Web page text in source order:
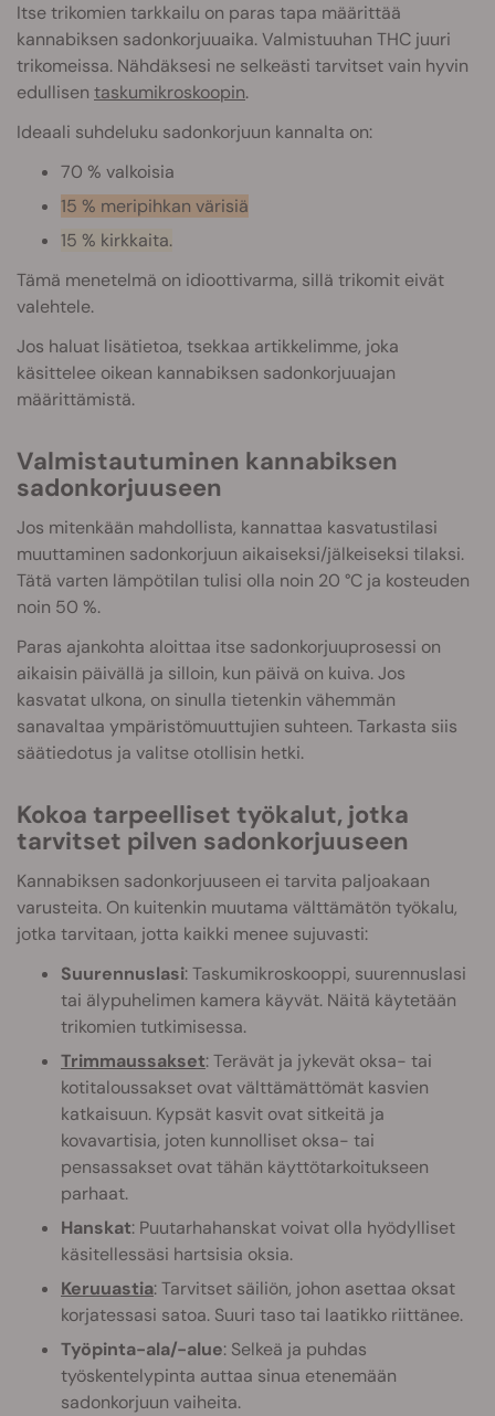
Itse trikomien tarkkailu on paras tapa määrittää
kannabiksen sadonkorjuuaika. Valmistuuhan THC juuri
trikomeissa. Nähdäksesi ne selkeästi tarvitset vain hyvin
edullisen taskumikroskoopin.
Ideaali suhdeluku sadonkorjuun kannalta on:
70 % valkoisia
15 % meripihkan värisiä
15 % kirkkaita.
Tämä menetelmä on idioottivarma, sillä trikomit eivät
valehtele.
Jos haluat lisätietoa, tsekkaa artikkelimme, joka
käsittelee oikean kannabiksen sadonkorjuuajan
määrittämistä.
Valmistautuminen kannabiksen
sadonkorjuuseen
Jos mitenkään mahdollista, kannattaa kasvatustilasi
muuttaminen sadonkorjuun aikaiseksi/jälkeiseksi tilaksi.
Tätä varten lämpötilan tulisi olla noin 20 °C ja kosteuden
noin 50 %.
Paras ajankohta aloittaa itse sadonkorjuuprosessi on
aikaisin päivällä ja silloin, kun päivä on kuiva. Jos
kasvatat ulkona, on sinulla tietenkin vähemmän
sanavaltaa ympäristömuuttujien suhteen. Tarkasta siis
säätiedotus ja valitse otollisin hetki.
Kokoa tarpeelliset työkalut, jotka
tarvitset pilven sadonkorjuuseen
Kannabiksen sadonkorjuuseen ei tarvita paljoakaan
varusteita. On kuitenkin muutama välttämätön työkalu,
jotka tarvitaan, jotta kaikki menee sujuvasti:
Suurennuslasi: Taskumikroskooppi, suurennuslasi
tai älypuhelimen kamera käyvät. Näitä käytetään
trikomien tutkimisessa.
Trimmaussakset: Terävät ja jykevät oksa- tai
kotitaloussakset ovat välttämättömät kasvien
katkaisuun. Kypsät kasvit ovat sitkeitä ja
kovavartisia, joten kunnolliset oksa- tai
pensassakset ovat tähän käyttötarkoitukseen
parhaat.
Hanskat: Puutarhahanskat voivat olla hyödylliset
käsitellessäsi hartsisia oksia.
Keruuastia: Tarvitset säiliön, johon asettaa oksat
korjatessasi satoa. Suuri taso tai laatikko riittänee.
Työpinta-ala/-alue: Selkeä ja puhdas
työskentelypinta auttaa sinua etenemään
sadonkorjuun vaiheita.